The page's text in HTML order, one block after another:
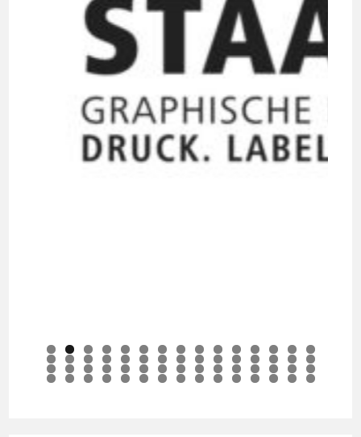
0 1 2 3 4 5
6 7 8 9 0 1 2 3 4 5 6 7 8 9 0
1 2 3 4 5 6 7 8 9 0 1 2 3 4 5
6 7 8 9 0 1 2 3 4 5 6 7 8 9 0